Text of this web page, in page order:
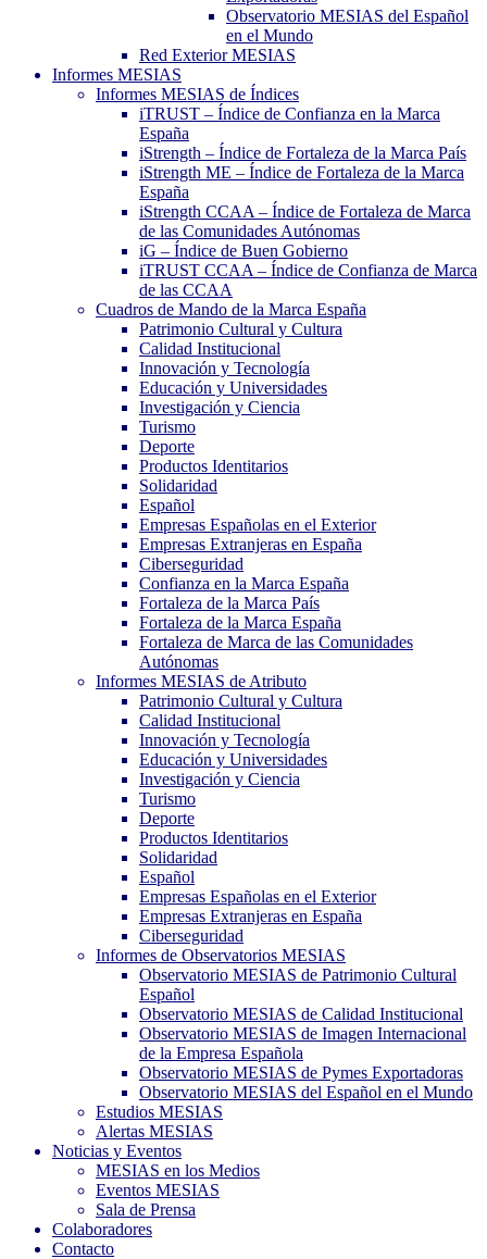
Observatorio MESIAS del Español
en el Mundo
Red Exterior MESIAS
Informes MESIAS
Informes MESIAS de Índices
iTRUST – Índice de Confianza en la Marca
España
iStrength – Índice de Fortaleza de la Marca País
iStrength ME – Índice de Fortaleza de la Marca
España
iStrength CCAA – Índice de Fortaleza de Marca
de las Comunidades Autónomas
iG – Índice de Buen Gobierno
iTRUST CCAA – Índice de Confianza de Marca
de las CCAA
Cuadros de Mando de la Marca España
Patrimonio Cultural y Cultura
Calidad Institucional
Innovación y Tecnología
Educación y Universidades
Investigación y Ciencia
Turismo
Deporte
Productos Identitarios
Solidaridad
Español
Empresas Españolas en el Exterior
Empresas Extranjeras en España
Ciberseguridad
Confianza en la Marca España
Fortaleza de la Marca País
Fortaleza de la Marca España
Fortaleza de Marca de las Comunidades
Autónomas
Informes MESIAS de Atributo
Patrimonio Cultural y Cultura
Calidad Institucional
Innovación y Tecnología
Educación y Universidades
Investigación y Ciencia
Turismo
Deporte
Productos Identitarios
Solidaridad
Español
Empresas Españolas en el Exterior
Empresas Extranjeras en España
Ciberseguridad
Informes de Observatorios MESIAS
Observatorio MESIAS de Patrimonio Cultural
Español
Observatorio MESIAS de Calidad Institucional
Observatorio MESIAS de Imagen Internacional
de la Empresa Española
Observatorio MESIAS de Pymes Exportadoras
Observatorio MESIAS del Español en el Mundo
Estudios MESIAS
Alertas MESIAS
Noticias y Eventos
MESIAS en los Medios
Eventos MESIAS
Sala de Prensa
Colaboradores
Contacto